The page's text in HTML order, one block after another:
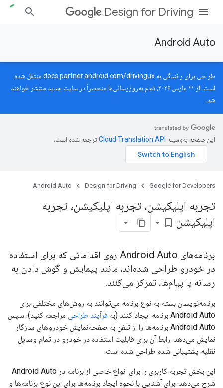
Design for Driving
Android Auto
طراحی برای رانندگی به docs.partner.android.com/drivingux منتقل شده
است. از ۱۱ مارس ۲۰۲۶، تمام به‌روزرسانی‌ها منحصراً در سایت جدید منتشر خواهند
شد.
این صفحه به‌وسیله ترجمه شده است.
Google for Developers
Design for Driving
Android Auto
تجربه اپلیکیشن، تجربه اپلیکیشن، تجربه
اپلیکیشن bookmark_border
برنامه‌های Android Auto روی اقداماتی که برای استفاده
در خودرو طراحی شده‌اند، مانند پیمایش و گوش دادن به
رسانه یا پیام‌ها، تمرکز می‌کنند.
برنامه‌نویسان بسته به نوع برنامه می‌توانند به روش‌های مختلفی برای
Android Auto برنامه ایجاد کنند (به
فرآیند طراحی مراجعه کنید). سپس
Android Auto برنامه‌ها را از تلفن به صفحه‌نمایش خودروهای سازگار
نمایش می‌دهد. رابط آن برای قابلیت استفاده در خودرو در تمام وسایل
نقلیه پشتیبانی شده طراحی شده است.
این بخش تجربه کاربری را برای انواع خاصی از برنامه در Android Auto
شرح می‌دهد. برای آشنایی با نحوه ایجاد برنامه‌ها برای این نوع برنامه‌ها و